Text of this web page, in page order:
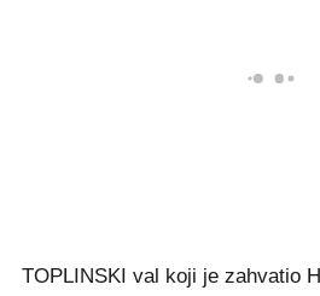
TOPLINSKI val koji je zahvatio